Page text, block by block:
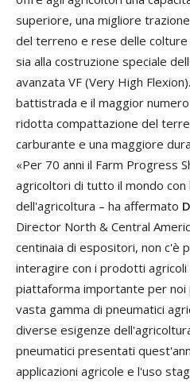
superiore, una migliore trazione
del terreno e rese delle colture
sia alla costruzione speciale dell
avanzata VF (Very High Flexion).
battistrada e il maggior numero
ridotta compattazione del
carburante e una maggiore
«Per 70 anni il Farm Progress
agricoltori di tutto il mondo con
dell'agricoltura – ha affermato
Director North & Central
centinaia di espositori, non c'è
interagire con i prodotti
piattaforma importante per noi
vasta gamma di pneumatici
diverse esigenze dell'
pneumatici presentati quest'
applicazioni agricole e l'uso